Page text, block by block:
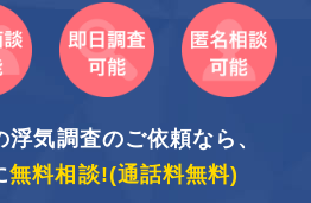
気調査のご依頼なら、
無料相談!(通話料無料)